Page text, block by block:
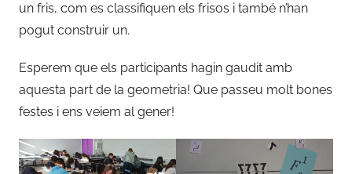
un fris, com es classifiquen els frisos i també n’han
pogut construir un.
Esperem que els participants hagin gaudit amb
aquesta part de la geometria! Que passeu molt bones
festes i ens veiem al gener!